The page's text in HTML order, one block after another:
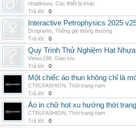
nhattinseo Các thiết bị khác
Trả lời:
0
Interactive Petrophysics 2025
Drograms Thông gió thông thường
Trả lời:
0
Quy Trình Thử Nghiệm Hạt
Vietuc190 Giao lưu
Trả lời:
0
Một chiếc áo thun không chỉ là
CTRLFASHION Thời trang nam
Trả lời:
0
Áo in chữ hot xu hướng thời
CTRLFASHION Thời trang nam
Trả lời:
0